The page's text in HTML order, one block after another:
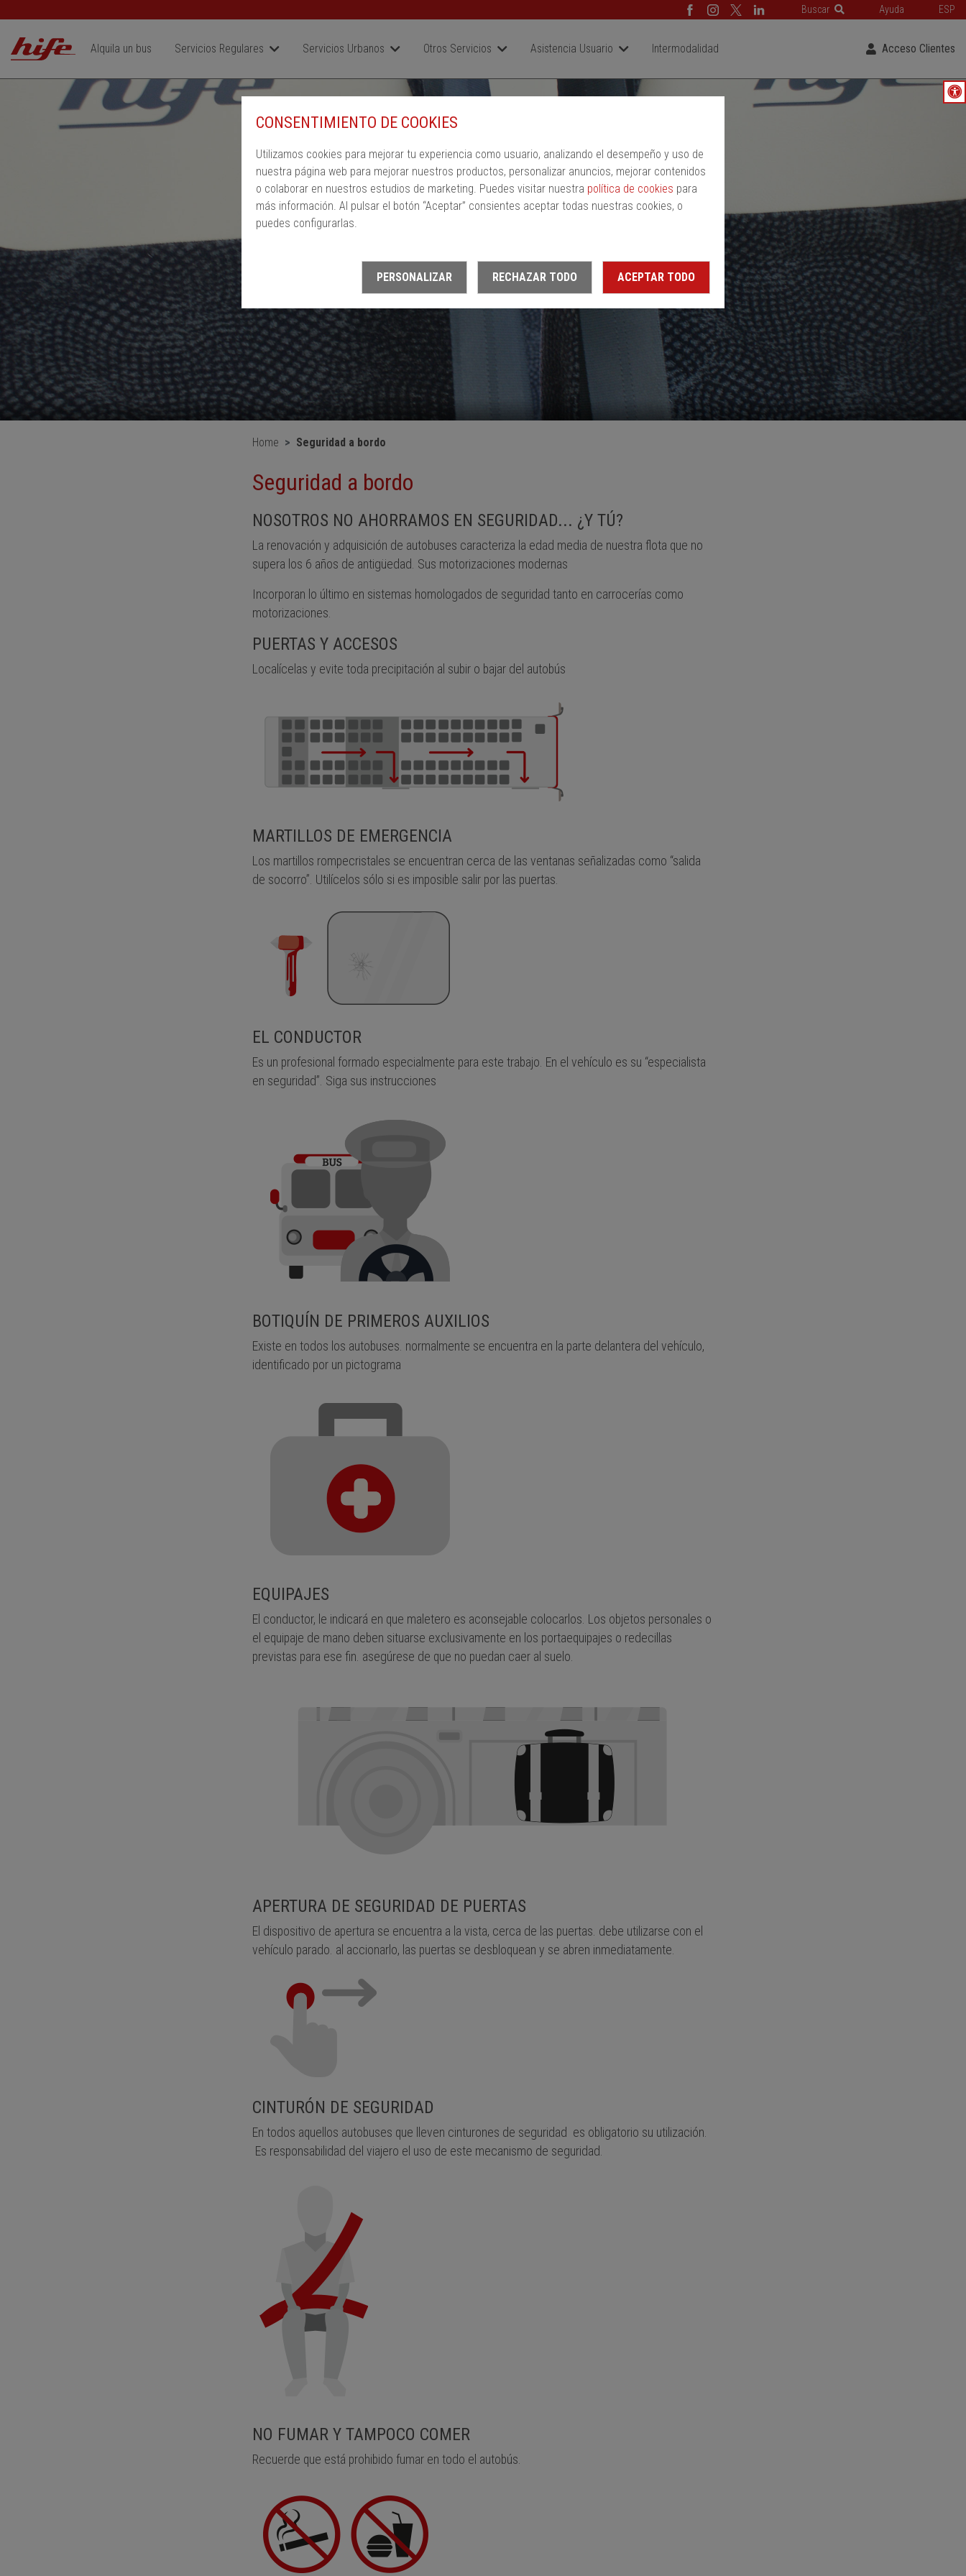
CONSENTIMIENTO DE COOKIES
Utilizamos cookies para mejorar tu experiencia como usuario, analizando el desempeño y uso de
nuestra página web para mejorar nuestros productos, personalizar anuncios, mejorar contenidos
o colaborar en nuestros estudios de marketing. Puedes visitar nuestra política de cookies para
más información. Al pulsar el botón “Aceptar” consientes aceptar todas nuestras cookies, o
puedes configurarlas.
PERSONALIZAR RECHAZAR TODO ACEPTAR TODO
Buscar Ayuda ESP
Alquila un bus Servicios Regulares Servicios Urbanos Otros Servicios Asistencia Usuario Intermodalidad Acceso Clientes
Home Seguridad a bordo
Seguridad a bordo
NOSOTROS NO AHORRAMOS EN SEGURIDAD... ¿Y TÚ?
La renovación y adquisición de autobuses caracteriza la edad media de nuestra flota que no
supera los 6 años de antigüedad. Sus motorizaciones modernas
Incorporan lo último en sistemas homologados de seguridad tanto en carrocerías como
motorizaciones.
PUERTAS Y ACCESOS
Localícelas y evite toda precipitación al subir o bajar del autobús
MARTILLOS DE EMERGENCIA
Los martillos rompecristales se encuentran cerca de las ventanas señalizadas como “salida
de socorro”. Utilícelos sólo si es imposible salir por las puertas.
EL CONDUCTOR
Es un profesional formado especialmente para este trabajo. En el vehículo es su “especialista
en seguridad”. Siga sus instrucciones
BOTIQUÍN DE PRIMEROS AUXILIOS
Existe en todos los autobuses. normalmente se encuentra en la parte delantera del vehículo,
identificado por un pictograma
EQUIPAJES
El conductor, le indicará en que maletero es aconsejable colocarlos. Los objetos personales o
el equipaje de mano deben situarse exclusivamente en los portaequipajes o redecillas
previstas para ese fin. asegúrese de que no puedan caer al suelo.
APERTURA DE SEGURIDAD DE PUERTAS
El dispositivo de apertura se encuentra a la vista, cerca de las puertas. debe utilizarse con el
vehículo parado. al accionarlo, las puertas se desbloquean y se abren inmediatamente.
CINTURÓN DE SEGURIDAD
En todos aquellos autobuses que lleven cinturones de seguridad es obligatorio su utilización.
Es responsabilidad del viajero el uso de este mecanismo de seguridad.
NO FUMAR Y TAMPOCO COMER
Recuerde que está prohibido fumar en todo el autobús.